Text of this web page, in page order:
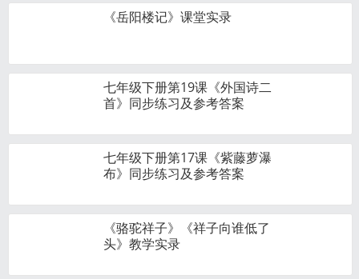
《岳阳楼记》课堂实录
七年级下册第19课《外国诗二
首》同步练习及参考答案
七年级下册第17课《紫藤萝瀑
布》同步练习及参考答案
《骆驼祥子》《祥子向谁低了
头》教学实录